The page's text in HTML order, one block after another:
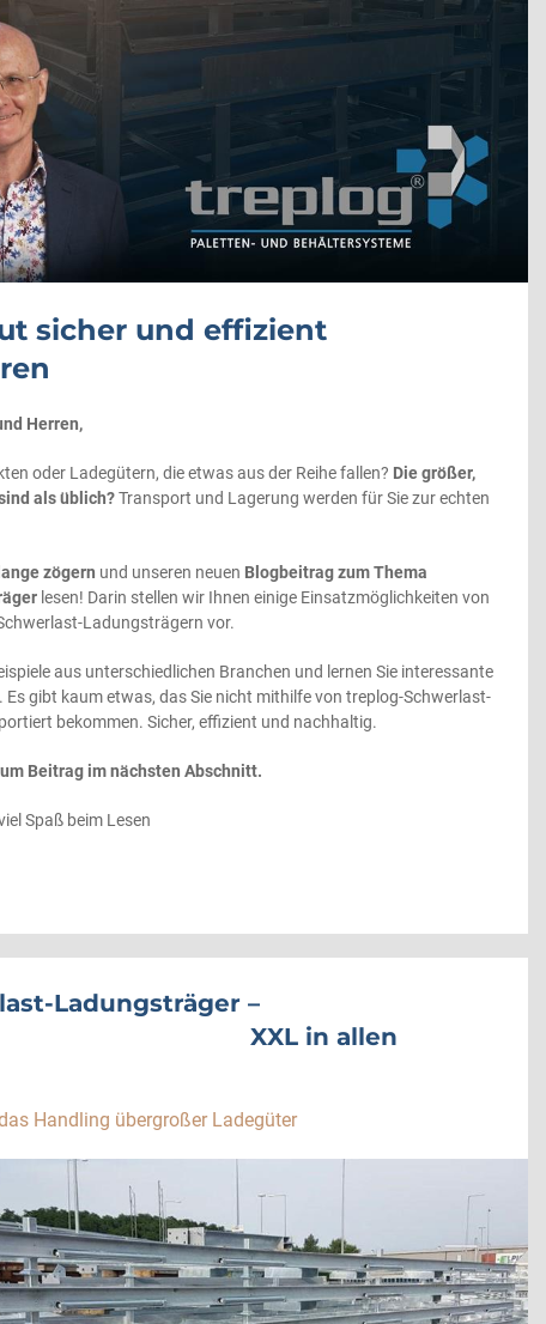
sicher und effizient
Herren,
oder Ladegütern, die etwas aus der Reihe fallen? Die größer,
als üblich?Transport und Lagerung werden für Sie zur echten
zögern und unseren neuen Blogbeitragzum Thema
lesen! Darin stellen wir Ihnen einige Einsatzmöglichkeiten von
Ladungsträgern vor.
aus unterschiedlichen Branchen und lernen Sie interessante
Es gibt kaum etwas, das Sie nicht mithilfe von treplog-Schwerlast-
bekommen. Sicher, effizient und nachhaltig.
Beitrag im nächsten Abschnitt.
Spaß beim Lesen
Ladungsträger –
XXL in allen
Handling übergroßer Ladegüter